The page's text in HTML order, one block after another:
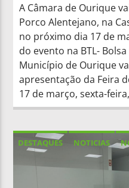
A Câmara de Ourique
Porco Alentejano, na
no próximo dia 17 de
do evento na BTL-
Município de Ourique
apresentação da Feira
17 de março, sexta-
DESTAQUES NOTICIAS
NOTÍCIAS NACIONAIS